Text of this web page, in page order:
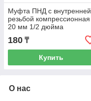
Муфта ПНД с внутренней
резьбой компрессионная
20 мм 1/2 дюйма
180 ₸
Купить
О нас